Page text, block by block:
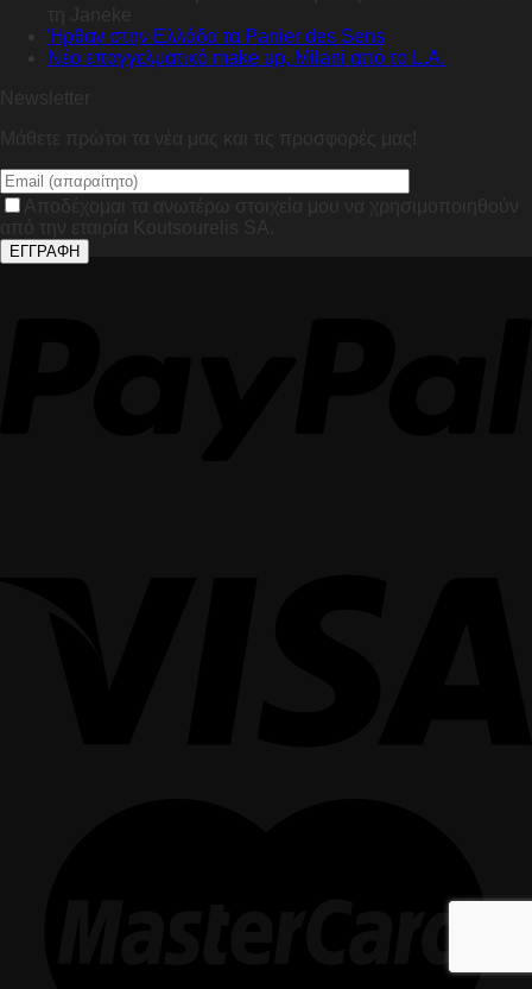
τη Janeke
Ήρθαν στην Ελλάδα τα Panier des Sens
Nέο επαγγελματικό make up, Milani από το L.A.
Newsletter
Μάθετε πρώτοι τα νέα μας και τις προσφορές μας!
Αποδέχομαι τα ανωτέρω στοιχεία μου να χρησιμοποιηθούν
από την εταιρία Koutsourelis SA.